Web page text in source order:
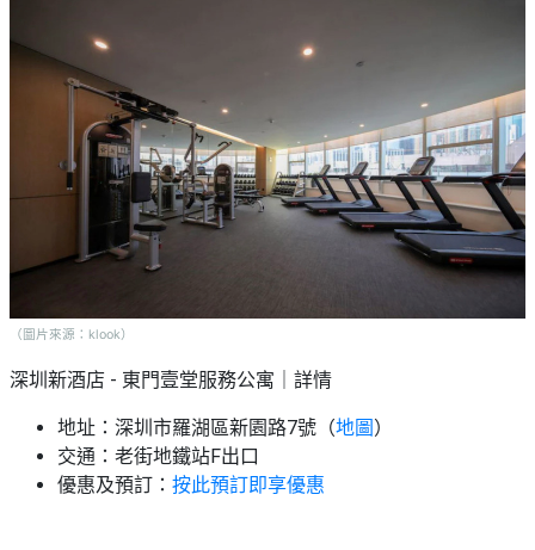
（圖片來源：klook）
深圳新酒店 - 東門壹堂服務公寓｜詳情
地址：深圳市羅湖區新園路7號（地圖）
交通：老街地鐵站F出口
優惠及預訂： 按此預訂即享優惠